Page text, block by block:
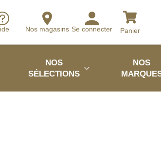
Nos magasins Se connecter Panier
NOS
SÉLECTIONS
NOS